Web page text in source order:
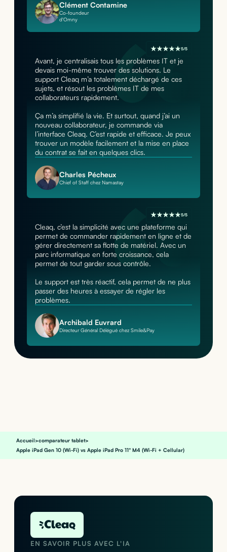
Clément Contamine
Co-foundeur
d'Omny
5/5
Avant, je centralisais tous les problèmes IT et je
devais moi-même trouver des solutions. Le
support Cleaq m’a totalement déchargé de ces
sujets, et résout les problèmes IT de mes
collaborateurs rapidement.
Ça m’a simplifié la vie. Et surtout, quand j’ai un
nouveau collaborateur, je commande via
l’interface Cleaq. C’est rapide et efficace. Je peux
trouver un modèle facilement et la mise en place
du contrat se fait en quelques clics.
Charles Pécheux
Chief of Staff chez Namastay
5/5
Cleaq, c’est la simplicité avec une plateforme qui
permet de commander rapidement en ligne et de
gérer directement sa flotte de matériel. Avec un
parc informatique en forte croissance, cela
permet de tout garder sous contrôle.
Le support est très réactif, cela permet de ne plus
passer des heures à essayer de régler les
problèmes.
Archibald Euvrard
Directeur Général Délégué chez Smile&Pay
Accueil>comparateur tablet>
Apple iPad Gen 10 (Wi-Fi) vs Apple iPad Pro 11" M4 (Wi-Fi + Cellular)
EN SAVOIR PLUS AVEC L'IA